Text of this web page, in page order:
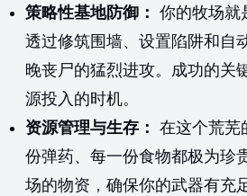
策略性基地防御： 你的牧场就
透过修筑围墙、设置陷阱和自
晚丧尸的猛烈进攻。成功的关
源投入的时机。
资源管理与生存： 在这个荒芜
份弹药、每一份食物都极为珍
场的物资，确保你的武器有充